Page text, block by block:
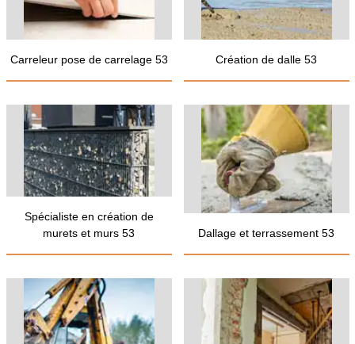
Carreleur pose de carrelage 53 Création de dalle 53
Spécialiste en création de
murets et murs 53
Dallage et terrassement 53